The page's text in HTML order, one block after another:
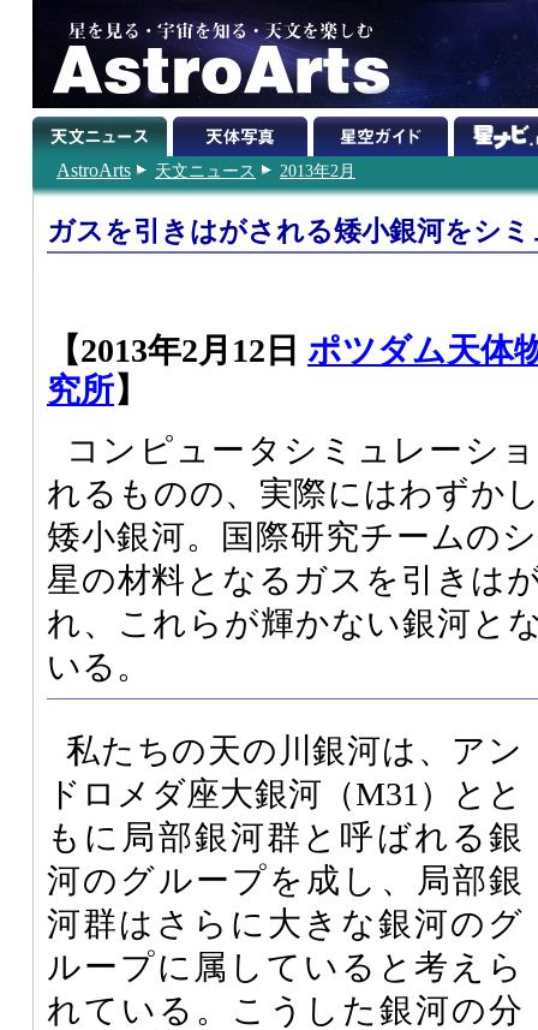
AstroArts 天文ニュース 2013年2月
ガスを引きはがされる矮小銀河をシ
【2013年2月12日 ポツダム天体
究所】
コンピュータシミュレーシ
れるものの、実際にはわずか
矮小銀河。国際研究チームの
星の材料となるガスを引きは
れ、これらが輝かない銀河と
いる。
私たちの天の川銀河は、アン
ドロメダ座大銀河（M31）とと
もに局部銀河群と呼ばれる銀
河のグループを成し、局部銀
河群はさらに大きな銀河のグ
ループに属していると考えら
れている。こうした銀河の分